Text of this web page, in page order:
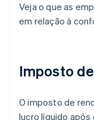
Veja o que as
em relação à
Imposto
O imposto de
lucro líquido após